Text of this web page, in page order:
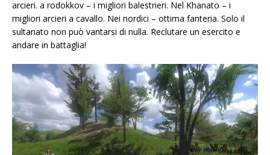
arcieri. a rodokkov – i migliori balestrieri. Nel Khanato – i
migliori arcieri a cavallo. Nei nordici – ottima fanteria. Solo il
sultanato non può vantarsi di nulla. Reclutare un esercito e
andare in battaglia!